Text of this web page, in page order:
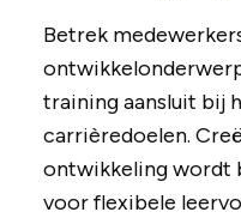
Betrek
training aansluit bij
carrièredoelen.
ontwikkeling wordt
voor flexibele